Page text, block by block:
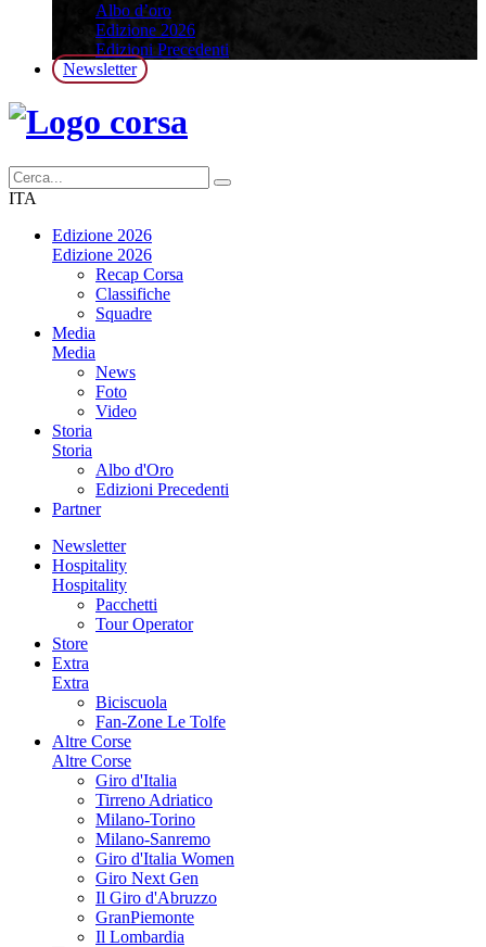
Albo d’oro
Edizione 2026
Edizioni Precedenti
Newsletter
ITA
Edizione 2026
Edizione 2026
Recap Corsa
Classifiche
Squadre
Media
Media
News
Foto
Video
Storia
Storia
Albo d'Oro
Edizioni Precedenti
Partner
Newsletter
Hospitality
Hospitality
Pacchetti
Tour Operator
Store
Extra
Extra
Biciscuola
Fan-Zone Le Tolfe
Altre Corse
Altre Corse
Giro d'Italia
Tirreno Adriatico
Milano-Torino
Milano-Sanremo
Giro d'Italia Women
Giro Next Gen
Il Giro d'Abruzzo
GranPiemonte
Il Lombardia